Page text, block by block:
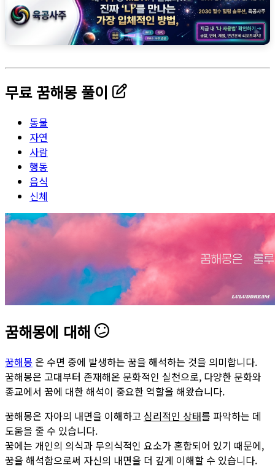
무료 꿈해몽 풀이
동물
자연
사람
행동
음식
신체
꿈해몽에 대해
꿈해몽 은 수면 중에 발생하는 꿈을 해석하는 것을 의미합니다.
꿈해몽은 고대부터 존재해온 문화적인 실천으로, 다양한 문화와
종교에서 꿈에 대한 해석이 중요한 역할을 해왔습니다.
꿈해몽은 자아의 내면을 이해하고 심리적인 상태를 파악하는 데
도움을 줄 수 있습니다.
꿈에는 개인의 의식과 무의식적인 요소가 혼합되어 있기 때문에,
꿈을 해석함으로써 자신의 내면을 더 깊게 이해할 수 있습니다.